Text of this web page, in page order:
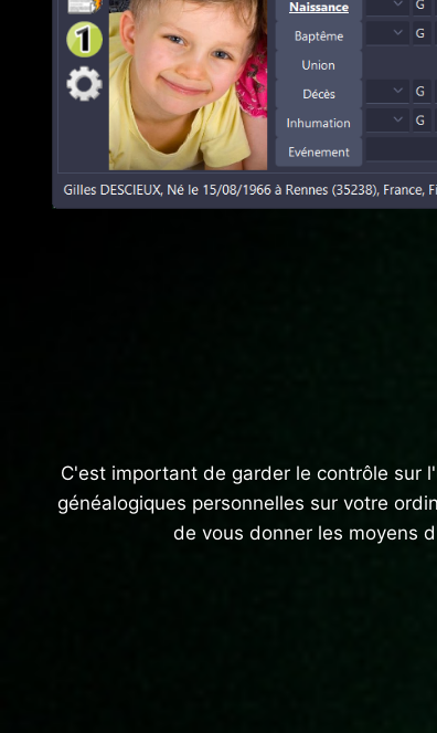
C'est important de garder le contrôle sur
généalogiques personnelles sur votre
de vous donner les moyens